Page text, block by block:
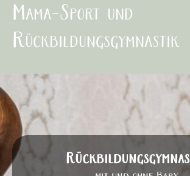
Mama-Sport und
Rückbildungsgymnastik